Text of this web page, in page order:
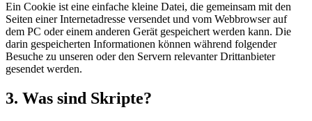
Ein Cookie ist eine einfache kleine Datei, die gemeinsam mit den
Seiten einer Internetadresse versendet und vom Webbrowser auf
dem PC oder einem anderen Gerät gespeichert werden kann. Die
darin gespeicherten Informationen können während folgender
Besuche zu unseren oder den Servern relevanter Drittanbieter
gesendet werden.
3. Was sind Skripte?